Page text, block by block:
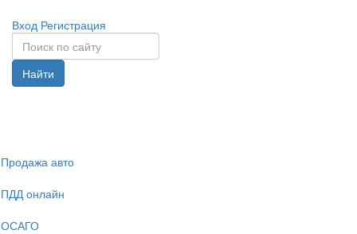
Вход Регистрация
Найти
Продажа авто
ПДД онлайн
ОСАГО